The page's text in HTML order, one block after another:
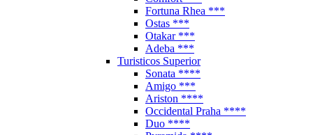
Fortuna Rhea ***
Ostas ***
Otakar ***
Adeba ***
Turisticos Superior
Sonata ****
Amigo ***
Ariston ****
Occidental Praha ****
Duo ****